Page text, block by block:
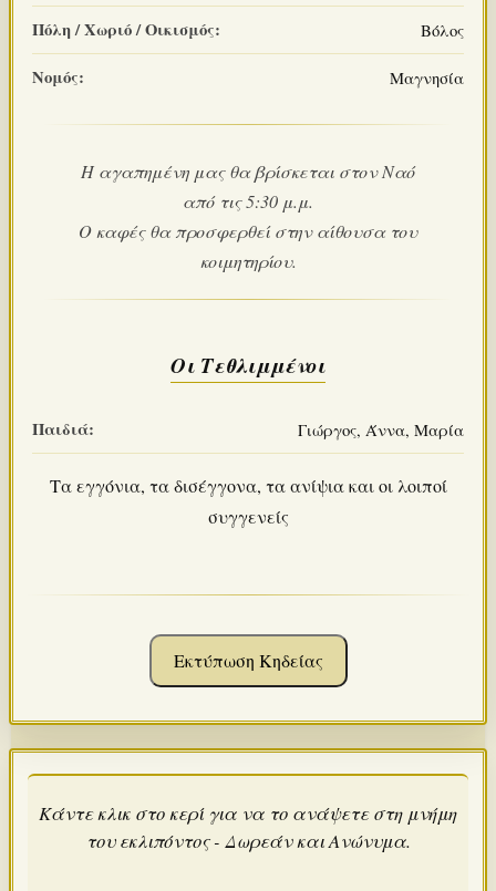
Πόλη / Χωριό / Οικισμός: Βόλος
Νομός: Μαγνησία
Η αγαπημένη μας θα βρίσκεται στον Ναό
από τις 5:30 μ.μ.
Ο καφές θα προσφερθεί στην αίθουσα του
κοιμητηρίου.
Οι Τεθλιμμένοι
Παιδιά: Γιώργος, Άννα, Μαρία
Τα εγγόνια, τα δισέγγονα, τα ανίψια και οι λοιποί
συγγενείς
Εκτύπωση Κηδείας
Κάντε κλικ στο κερί για να το ανάψετε στη μνήμη
του εκλιπόντος - Δωρεάν και Ανώνυμα.